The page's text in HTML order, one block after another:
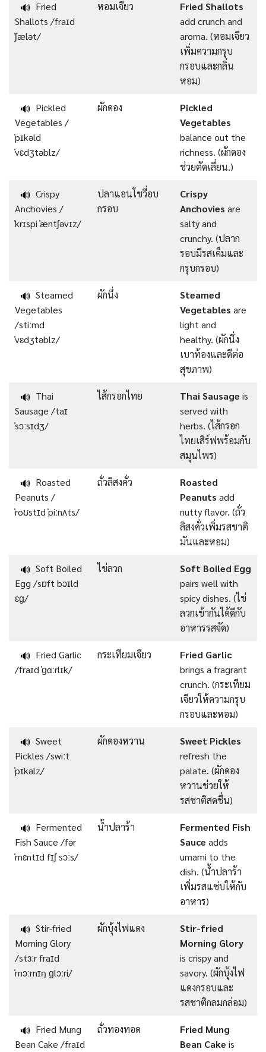
🔊 Fried
Shallots /fraɪd
ˈʃælət/
หอมเจียว
Fried Shallots
add crunch and
aroma. (หอมเจียว
เพิ่มความกรุบ
กรอบและกลิ่น
หอม)
🔊 Pickled
Vegetables /
ˈpɪkəld
ˈvɛdʒtəblz/
ผักดอง
Pickled
Vegetables
balance out the
richness. (ผักดอง
ช่วยตัดเลี่ยน.)
🔊 Crispy
Anchovies /
ˈkrɪspi ˈæntʃəvɪz/
ปลาแอนโชวี่อบ
กรอบ
Crispy
Anchovies are
salty and
crunchy. (ปลาก
รอบมีรสเค็มและ
กรุบกรอบ)
🔊 Steamed
Vegetables
/stiːmd
ˈvɛdʒtəblz/
ผักนึ่ง
Steamed
Vegetables are
light and
healthy. (ผักนึ่ง
เบาท้องและดีต่อ
สุขภาพ)
🔊 Thai
Sausage /taɪ
ˈsɔːsɪdʒ/
ไส้กรอกไทย Thai Sausage is
served with
herbs. (ไส้กรอก
ไทยเสิร์ฟพร้อมกับ
สมุนไพร)
🔊 Roasted
Peanuts /
ˈroʊstɪd ˈpiːnʌts/
ถั่วลิสงคั่ว
Roasted
Peanuts add
nutty flavor. (ถั่ว
ลิสงคั่วเพิ่มรสชาติ
มันและหอม)
🔊 Soft Boiled
Egg /sɒft bɔɪld
ɛɡ/
ไข่ลวก
Soft Boiled Egg
pairs well with
spicy dishes. (ไข่
ลวกเข้ากันได้ดีกับ
อาหารรสจัด)
🔊 Fried Garlic
/fraɪd ˈɡɑːrlɪk/
กระเทียมเจียว
Fried Garlic
brings a fragrant
crunch. (กระเทียม
เจียวให้ความกรุบ
กรอบและหอม)
🔊 Sweet
Pickles /swiːt
ˈpɪkəlz/
ผักดองหวาน
Sweet Pickles
refresh the
palate. (ผักดอง
หวานช่วยให้
รสชาติสดชื่น)
🔊 Fermented
Fish Sauce /fər
ˈmɛntɪd fɪʃ sɔːs/
น้ำปลาร้า
Fermented Fish
Sauce adds
umami to the
dish. (น้ำปลาร้า
เพิ่มรสแซ่บให้กับ
อาหาร)
🔊 Stir-fried
Morning Glory
/stɜːr fraɪd
ˈmɔːrnɪŋ ɡlɔːri/
ผักบุ้งไฟแดง
Stir-fried
Morning Glory
is crispy and
savory. (ผักบุ้งไฟ
แดงกรอบและ
รสชาติกลมกล่อม)
🔊 Fried Mung
Bean Cake /fraɪd
ถั่วทองทอด
Fried Mung
Bean Cake is